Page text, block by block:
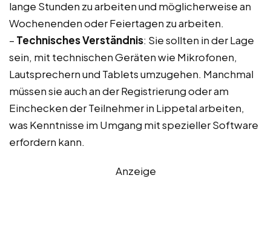
lange Stunden zu arbeiten und möglicherweise an
Wochenenden oder Feiertagen zu arbeiten.
– Technisches Verständnis: Sie sollten in der Lage
sein, mit technischen Geräten wie Mikrofonen,
Lautsprechern und Tablets umzugehen. Manchmal
müssen sie auch an der Registrierung oder am
Einchecken der Teilnehmer in Lippetal arbeiten,
was Kenntnisse im Umgang mit spezieller Software
erfordern kann.
Anzeige